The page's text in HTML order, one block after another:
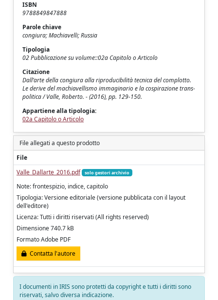
ISBN
9788849847888
Parole chiave
congiura; Machiavelli; Russia
Tipologia
02 Pubblicazione su volume::02a Capitolo o Articolo
Citazione
Dall’arte della congiura alla riproducibilità tecnica del complotto.
Le derive del machiavellismo immaginario e la cospirazione trans-
politica / Valle, Roberto. - (2016), pp. 129-150.
Appartiene alla tipologia:
02a Capitolo o Articolo
File allegati a questo prodotto
File
Valle_Dallarte_2016.pdf
solo gestori archivio
Note: frontespizio, indice, capitolo
Tipologia: Versione editoriale (versione pubblicata con il layout
dell'editore)
Licenza: Tutti i diritti riservati (All rights reserved)
Dimensione 740.7 kB
Formato Adobe PDF
Contatta l'autore
I documenti in IRIS sono protetti da copyright e tutti i diritti sono
riservati, salvo diversa indicazione.